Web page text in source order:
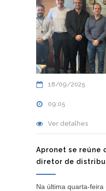
18/09/2025
09:05
Ver detalhes
Apronet se reúne
diretor de
Na última quarta-